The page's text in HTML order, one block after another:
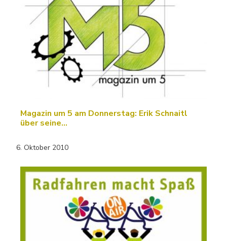
Magazin um 5 am Donnerstag: Erik Schnaitl
über seine…
6. Oktober 2010